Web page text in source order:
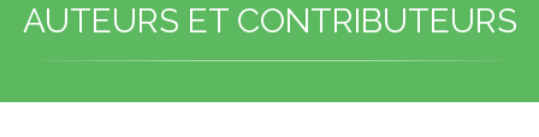
AUTEURS ET CONTRIBUTEURS